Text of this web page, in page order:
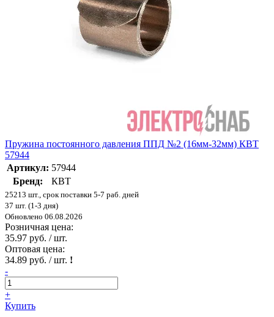
Пружина постоянного давления ППД №2 (16мм-32мм) КВТ
57944
Артикул: 57944
Бренд:
КВТ
25213 шт., срок поставки 5-7 раб. дней
37 шт. (1-3 дня)
Обновлено 06.08.2026
Розничная цена:
35.97 руб. / шт.
Оптовая цена:
34.89 руб. / шт. !
-
+
Купить